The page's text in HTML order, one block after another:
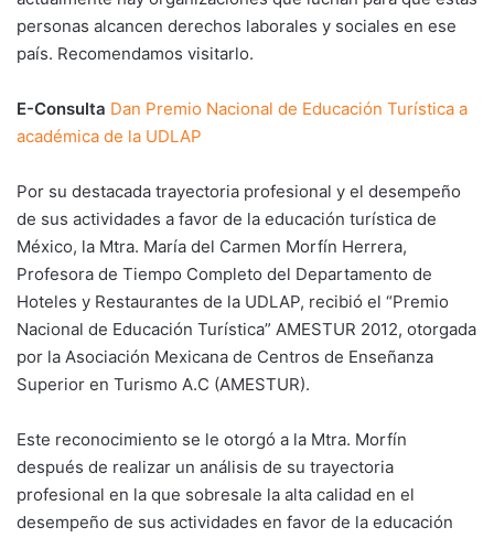
personas alcancen derechos laborales y sociales en ese
país. Recomendamos visitarlo.
E-Consulta Dan Premio Nacional de Educación Turística a
académica de la UDLAP
Por su destacada trayectoria profesional y el desempeño
de sus actividades a favor de la educación turística de
México, la Mtra. María del Carmen Morfín Herrera,
Profesora de Tiempo Completo del Departamento de
Hoteles y Restaurantes de la UDLAP, recibió el “Premio
Nacional de Educación Turística” AMESTUR 2012, otorgada
por la Asociación Mexicana de Centros de Enseñanza
Superior en Turismo A.C (AMESTUR).
Este reconocimiento se le otorgó a la Mtra. Morfín
después de realizar un análisis de su trayectoria
profesional en la que sobresale la alta calidad en el
desempeño de sus actividades en favor de la educación